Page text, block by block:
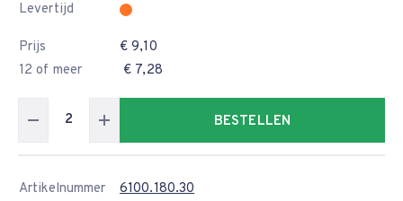
Levertijd
Prijs
€ 9,10
12 of meer
€ 7,28
BESTELLEN
Artikelnummer 6100.180.30